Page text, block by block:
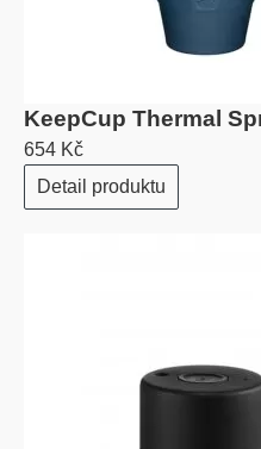
KeepCup Thermal
654 Kč
Detail produktu